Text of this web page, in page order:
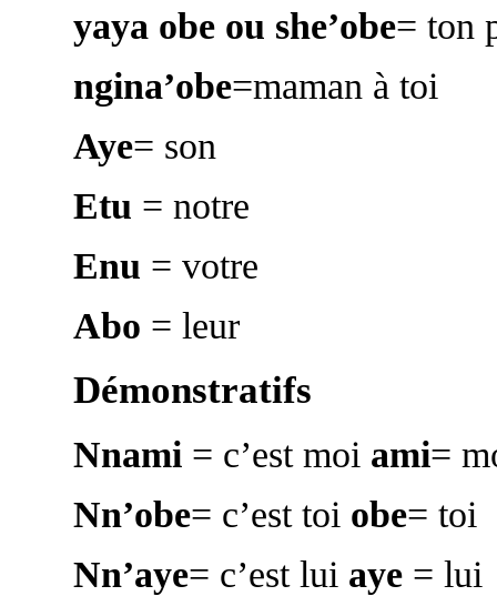
yaya obe ou she’obe= ton
ngina’obe=maman à toi
Aye= son
Etu = notre
Enu = votre
Abo = leur
Démonstratifs
Nnami= c’est moi ami=
Nn’obe= c’est toi obe= toi
Nn’aye= c’est lui aye= lui